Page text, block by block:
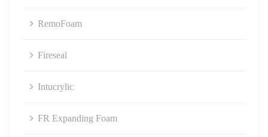
RemoFoam
Fireseal
Intucrylic
FR Expanding Foam